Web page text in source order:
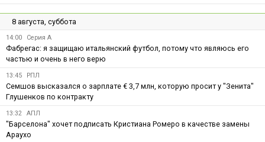
8 августа, суббота
14:00 Серия А
Фабрегас: я защищаю итальянский футбол, потому что являюсь его
частью и очень в него верю
13:45 РПЛ
Семшов высказался о зарплате € 3,7 млн, которую просит у "Зенита"
Глушенков по контракту
13:32 АПЛ
"Барселона" хочет подписать Кристиана Ромеро в качестве замены
Араухо